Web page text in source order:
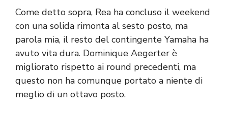
Come detto sopra, Rea ha concluso il weekend
con una solida rimonta al sesto posto, ma
parola mia, il resto del contingente Yamaha ha
avuto vita dura. Dominique Aegerter è
migliorato rispetto ai round precedenti, ma
questo non ha comunque portato a niente di
meglio di un ottavo posto.